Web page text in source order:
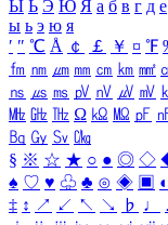
Ы Ь Э Ю Я а б в г д е
ы ь э ю я
′ ″ ℃ Å ￠ ￡ ￥ ¤ ℉
㎙ ㎚ ㎛ ㎜ ㎝ ㎞ ㎟
㎱ ㎲ ㎳ ㎴ ㎵ ㎶ ㎷
㎒ ㎓ ㎔ Ω ㏀ ㏁ ㎊
㏃ ㏉ ㏜ ㏆
§ ※ ☆ ★ ○ ● ◎ ◇
♠ ♡ ♥ ♧ ♣ ⊙ ◈ ▣ ◐
‡ ↕ ↗ ↙ ↖ ↘ ♭ ♩